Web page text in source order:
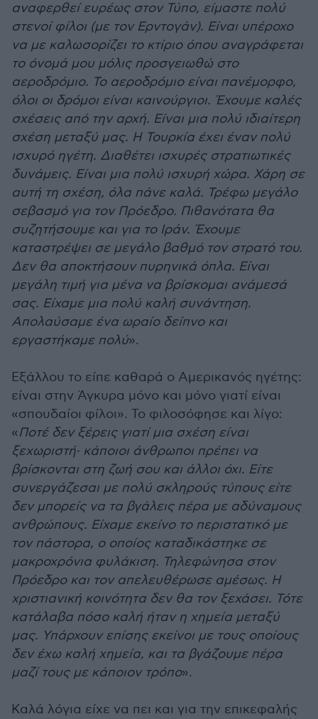
αναφερθεί ευρέως στον Τύπο, είμαστε πολύ
στενοί φίλοι (με τον Ερντογάν). Είναι υπέροχο
να με καλωσορίζει το κτίριο όπου αναγράφεται
το όνομά μου μόλις προσγειωθώ στο
αεροδρόμιο. Το αεροδρόμιο είναι πανέμορφο,
όλοι οι δρόμοι είναι καινούργιοι. Έχουμε καλές
σχέσεις από την αρχή. Είναι μια πολύ ιδιαίτερη
σχέση μεταξύ μας. Η Τουρκία έχει έναν πολύ
ισχυρό ηγέτη. Διαθέτει ισχυρές στρατιωτικές
δυνάμεις. Είναι μια πολύ ισχυρή χώρα. Χάρη σε
αυτή τη σχέση, όλα πάνε καλά. Τρέφω μεγάλο
σεβασμό για τον Πρόεδρο. Πιθανότατα θα
συζητήσουμε και για το Ιράν. Έχουμε
καταστρέψει σε μεγάλο βαθμό τον στρατό του.
Δεν θα αποκτήσουν πυρηνικά όπλα. Είναι
μεγάλη τιμή για μένα να βρίσκομαι ανάμεσά
σας. Είχαμε μια πολύ καλή συνάντηση.
Απολαύσαμε ένα ωραίο δείπνο και
εργαστήκαμε πολύ».
Εξάλλου το είπε καθαρά ο Αμερικανός ηγέτης:
είναι στην Άγκυρα μόνο και μόνο γιατί είναι
«σπουδαίοι φίλοι». Το φιλοσόφησε και λίγο:
«Ποτέ δεν ξέρεις γιατί μια σχέση είναι
ξεχωριστή· κάποιοι άνθρωποι πρέπει να
βρίσκονται στη ζωή σου και άλλοι όχι. Είτε
συνεργάζεσαι με πολύ σκληρούς τύπους είτε
δεν μπορείς να τα βγάλεις πέρα με αδύναμους
ανθρώπους. Είχαμε εκείνο το περιστατικό με
τον πάστορα, ο οποίος καταδικάστηκε σε
μακροχρόνια φυλάκιση. Τηλεφώνησα στον
Πρόεδρο και τον απελευθέρωσε αμέσως. Η
χριστιανική κοινότητα δεν θα τον ξεχάσει. Τότε
κατάλαβα πόσο καλή ήταν η χημεία μεταξύ
μας. Υπάρχουν επίσης εκείνοι με τους οποίους
δεν έχω καλή χημεία, και τα βγάζουμε πέρα
μαζί τους με κάποιον τρόπο».
Καλά λόγια είχε να πει και για την επικεφαλής